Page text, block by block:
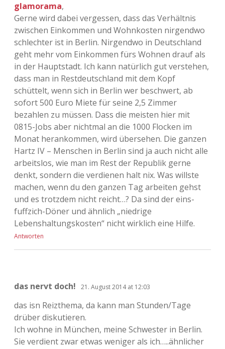
glamorama,
Gerne wird dabei vergessen, dass das Verhältnis
zwischen Einkommen und Wohnkosten nirgendwo
schlechter ist in Berlin. Nirgendwo in Deutschland
geht mehr vom Einkommen fürs Wohnen drauf als
in der Hauptstadt. Ich kann natürlich gut verstehen,
dass man in Restdeutschland mit dem Kopf
schüttelt, wenn sich in Berlin wer beschwert, ab
sofort 500 Euro Miete für seine 2,5 Zimmer
bezahlen zu müssen. Dass die meisten hier mit
0815-Jobs aber nichtmal an die 1000 Flocken im
Monat herankommen, wird übersehen. Die ganzen
Hartz IV – Menschen in Berlin sind ja auch nicht alle
arbeitslos, wie man im Rest der Republik gerne
denkt, sondern die verdienen halt nix. Was willste
machen, wenn du den ganzen Tag arbeiten gehst
und es trotzdem nicht reicht…? Da sind der eins-
fuffzich-Döner und ähnlich „niedrige
Lebenshaltungskosten“ nicht wirklich eine Hilfe.
Antworten
das nervt doch! 21. August 2014 at 12:03
das isn Reizthema, da kann man Stunden/Tage
drüber diskutieren.
Ich wohne in München, meine Schwester in Berlin.
Sie verdient zwar etwas weniger als ich…..ähnlicher